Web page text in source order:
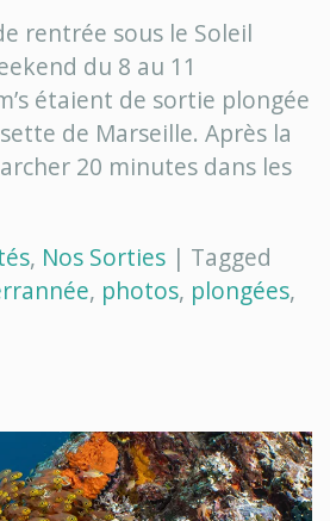
sur
Cap
Croisette
!
rentrée sous le Soleil
du 8 au 11
étaient de sortie plongée
de Marseille. Après la
20 minutes dans les
, Nos Sorties | Tagged
, photos, plongées,